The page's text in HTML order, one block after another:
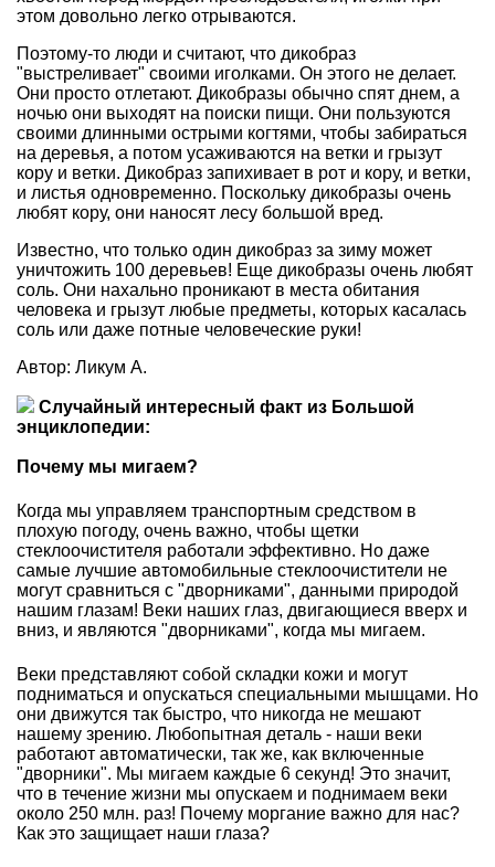
этом довольно легко отрываются.
Поэтому-то люди и считают, что дикобраз
"выстреливает" своими иголками. Он этого не делает.
Они просто отлетают. Дикобразы обычно спят днем, а
ночью они выходят на поиски пищи. Они пользуются
своими длинными острыми когтями, чтобы забираться
на деревья, а потом усаживаются на ветки и грызут
кору и ветки. Дикобраз запихивает в рот и кору, и ветки,
и листья одновременно. Поскольку дикобразы очень
любят кору, они наносят лесу большой вред.
Известно, что только один дикобраз за зиму может
уничтожить 100 деревьев! Еще дикобразы очень любят
соль. Они нахально проникают в места обитания
человека и грызут любые предметы, которых касалась
соль или даже потные человеческие руки!
Автор: Ликум А.
Случайный интересный факт из Большой
энциклопедии:
Почему мы мигаем?
Когда мы управляем транспортным средством в
плохую погоду, очень важно, чтобы щетки
стеклоочистителя работали эффективно. Но даже
самые лучшие автомобильные стеклоочистители не
могут сравниться с "дворниками", данными природой
нашим глазам! Веки наших глаз, двигающиеся вверх и
вниз, и являются "дворниками", когда мы мигаем.
Веки представляют собой складки кожи и могут
подниматься и опускаться специальными мышцами. Но
они движутся так быстро, что никогда не мешают
нашему зрению. Любопытная деталь - наши веки
работают автоматически, так же, как включенные
"дворники". Мы мигаем каждые 6 секунд! Это значит,
что в течение жизни мы опускаем и поднимаем веки
около 250 млн. раз! Почему моргание важно для нас?
Как это защищает наши глаза?